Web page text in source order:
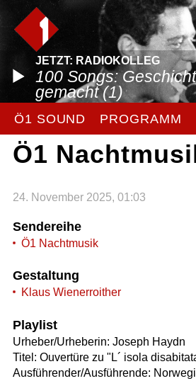
JETZT: RADIOKOLLEG
100 Songs:
gemacht (1)
Ö1 SOUND PROGRAMM
Ö1
24. November 2025, 01:03
Sendereihe
Ö1 Nachtmusik
Gestaltung
Klaus Wienerroither
Playlist
Urheber/Urheberin: Joseph Haydn
Titel: Ouvertüre zu "L´ isola
Ausführender/Ausführende: